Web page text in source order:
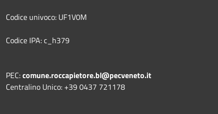
Codice univoco: UF1V0M
Codice IPA: c_h379
PEC:comune.roccapietore.bl@pecveneto.it
Centralino Unico: +39 0437 721178